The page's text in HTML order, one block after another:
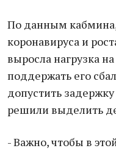
По данным кабмина,
коронавируса и
выросла нагрузка
поддержать его
допустить
решили выделить
- Важно, чтобы в